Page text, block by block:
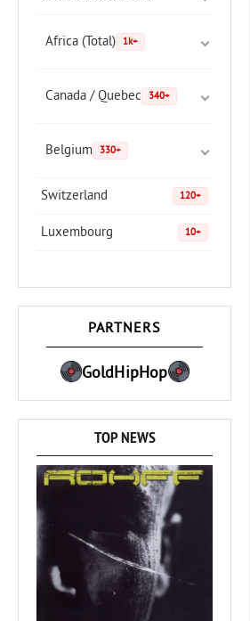
Africa (Total) 1k+
Canada / Quebec 340+
Belgium 330+
Switzerland 120+
Luxembourg 10+
PARTNERS
GoldHipHop
TOP NEWS